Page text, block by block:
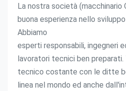
La nostra società (macchinario
buona esperienza nello
Abbiamo
esperti responsabili, ingegneri
lavoratori tecnici ben
tecnico costante con le ditte
linea nel mondo ed anche